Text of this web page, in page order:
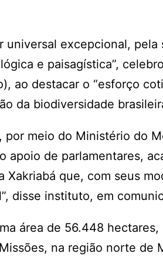
excepcional, pela
e paisagística”,
ao destacar o “esforço
da biodiversidade
meio do Ministério do
apoio de parlamentares,
que, com seus
disse instituto, em
área de 56.448
na região norte de